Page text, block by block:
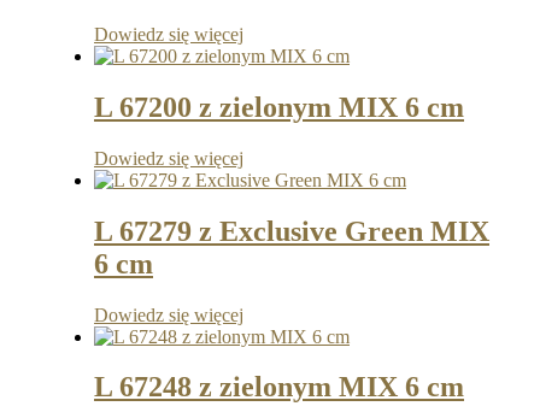
Dowiedz się więcej
L 67200 z zielonym MIX 6 cm
Dowiedz się więcej
L 67279 z Exclusive Green MIX
6 cm
Dowiedz się więcej
L 67248 z zielonym MIX 6 cm